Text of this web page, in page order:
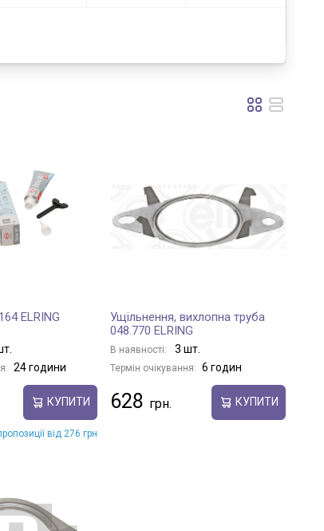
ELRING
24 години
КУПИТИ
від 276 грн
Ущільнення, вихлопна труба
048.770 ELRING
В наявності: 3 шт.
Термін очікування: 6 годин
628 КУПИТИ